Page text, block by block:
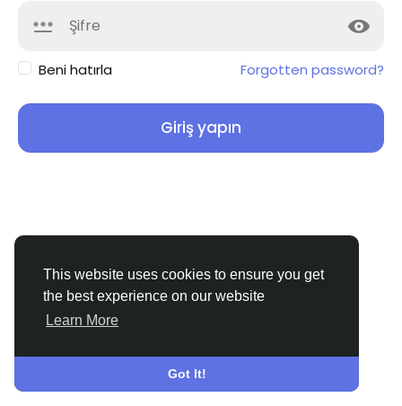
This website uses cookies to ensure you get
the best experience on our website
Learn More
Got It!
Beni hatırla Forgotten password?
Giriş yapın
© 2026 GEEGRAM
Turkish
Gizlilik Contact Us